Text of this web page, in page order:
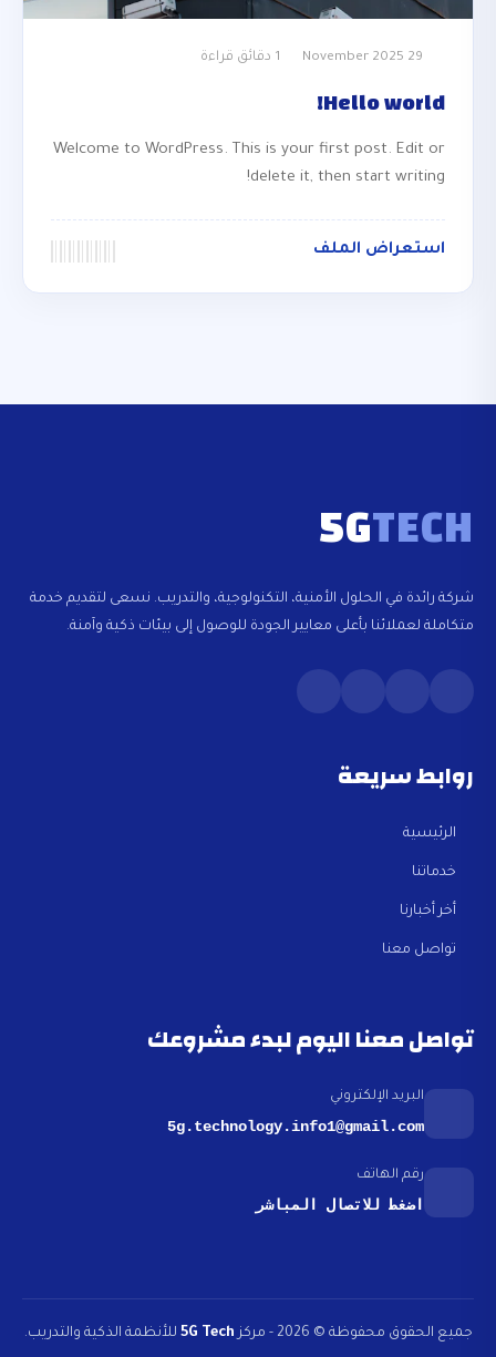
Hello world!
Welcome to WordPress. This is your first post. Edit or
delete it, then start writing!
استعراض الملف
5GTECH
شركة رائدة في الحلول الأمنية، التكنولوجية، والتدريب. نسعى لتقديم خدمة
متكاملة لعملائنا بأعلى معايير الجودة للوصول إلى بيئات ذكية وآمنة.
روابط سريعة
الرئيسية
خدماتنا
أخر أخبارنا
تواصل معنا
تواصل معنا اليوم لبدء مشروعك
البريد الإلكتروني
5g.technology.info1@gmail.com
رقم الهاتف
اضغط للاتصال المباشر
جميع الحقوق محفوظة © 2026 - مركز 5G Tech للأنظمة الذكية والتدريب.